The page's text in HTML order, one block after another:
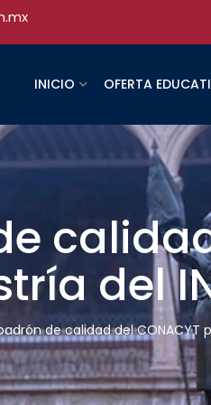
INICIO OFERTA
del
de calidad del CONACYT